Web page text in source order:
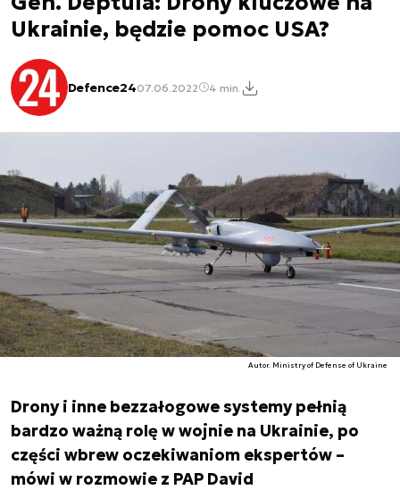
Ukrainie, będzie pomoc USA?
Defence2407.06.2022 4 min.
Autor. Ministry of Defense of Ukraine
Drony i inne bezzałogowe systemy pełnią
bardzo ważną rolę w wojnie na Ukrainie, po
części wbrew oczekiwaniom ekspertów –
mówi w rozmowie z PAP David